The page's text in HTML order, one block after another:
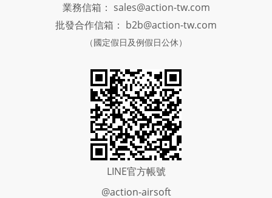
業務信箱： sales@action-tw.com
批發合作信箱： b2b@action-tw.com
（國定假日及例假日公休）
LINE官方帳號
@action-airsoft